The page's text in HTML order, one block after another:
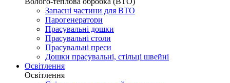
Запасні частини для ВТО
Парогенератори
Прасувальні дошки
Прасувальні столи
Прасувальні преси
Дошки прасувальні, стільці швейні
Освітлення
Освітлення